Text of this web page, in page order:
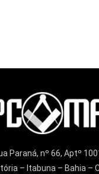
Paraná, nº 66, Aptº
– Itabuna – Bahia –